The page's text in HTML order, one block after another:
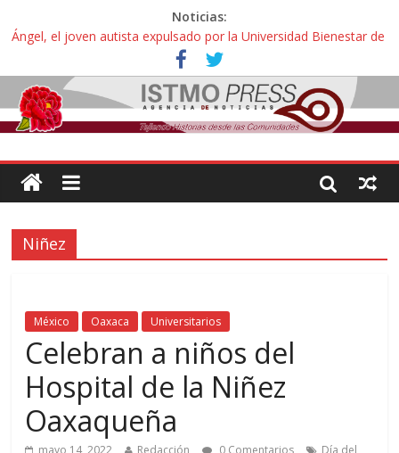
Noticias:
Ángel, el joven autista expulsado por la Universidad Bienestar de
Ixtepec, Oaxaca vuelve a las aulas tras amparo
Familiares de periodista Alejandro Leyva se reúnen con titular de
la SEGOB y exigen detener a los autores materiales e
intelectuales de su asesinato
Alertan pescadores de Juchitán, Oaxaca de nuevo despojo de su
Pescadores y comuneros ikoots detienen la extracción ilegal de
material pétreo de gravera Oyamel
ahora pescadores de Salinas del Marqués denuncian daños de
Pemex
Niñez
México Oaxaca Universitarios
Celebran a niños del
Hospital de la Niñez
Oaxaqueña
mayo 14, 2022 Redacción 0 Comentarios
Día del